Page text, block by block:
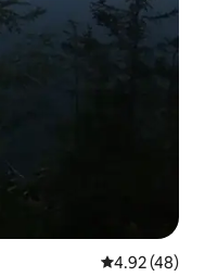
Calificación
4.92 (48)